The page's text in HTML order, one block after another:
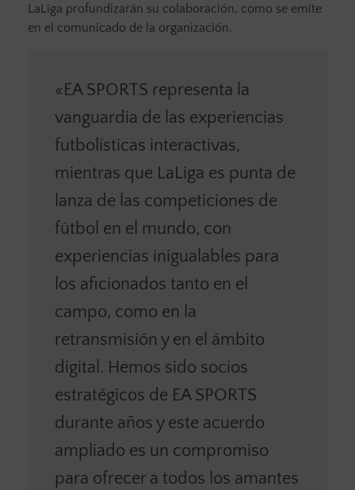
LaLiga profundizarán su colaboración, como se emite
en el comunicado de la organización.
«EA SPORTS representa la
vanguardia de las experiencias
futbolísticas interactivas,
mientras que LaLiga es punta de
lanza de las competiciones de
fútbol en el mundo, con
experiencias inigualables para
los aficionados tanto en el
campo, como en la
retransmisión y en el ámbito
digital. Hemos sido socios
estratégicos de EA SPORTS
durante años y este acuerdo
ampliado es un compromiso
para ofrecer a todos los amantes